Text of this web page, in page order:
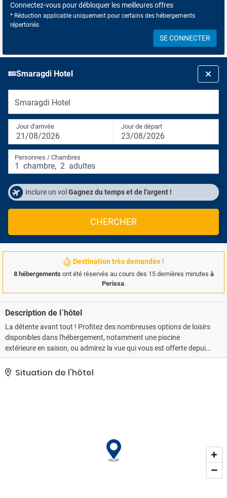
Connectez-vous pour débloquer les meilleures offres
* Réduction applicable uniquement pour certains des hébergements
répertoriés
SE CONNECTER
Smaragdi Hotel
Smaragdi Hotel
Jour d'arrivée
21/08/2026
Jour de départ
23/08/2026
Personnes / Chambres
1 chambre, 2 adultes
Inclure un vol Gagnez du temps et de l'argent !
CHERCHER
Destination très demandée !
8 hébergements ont été réservés au cours des 15 dernières minutes à
Perissa.
Description de l´hôtel
La détente avant tout ! Profitez des nombreuses options de loisirs
disponibles dans l'hébergement, notamment une piscine
extérieure en saison, ou admirez la vue qui vous est offerte depuis
une terrasse et un jardin. Parmi les équipements et services
offerts par cet hôtel vous trouvez également l'accès Wi-Fi à
Situation de l'hôtel